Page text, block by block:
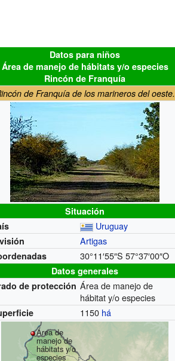
Datos para niños
Área de manejo de hábitats y/o especies
Rincón de Franquía
de Franquía de los marineros del oeste.
Situación
Uruguay
Artigas
30°11′55″S 57°37′00″O
Datos generales
de protección Área de manejo de
hábitat y/o especies
1150 há
Área de
manejo de
hábitats y/o
especies